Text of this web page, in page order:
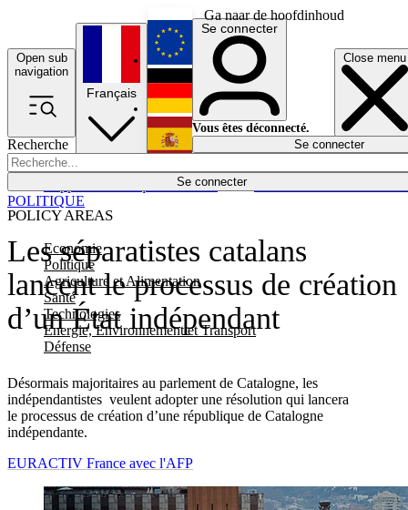
Ga naar de hoofdinhoud
Open sub
navigation
Close menu
Recherche
Se connecter
POLICY AREAS
Economie
Politique
Agriculture et Alimentation
Santé
Technologies
Energie, Environnement et Transport
Défense
Économie
Français
English
Deutsch
Español
Se connecter
Vous êtes déconnecté.
Se connecter
Les séparatistes catalans
lancent le processus de création
d’un État indépendant
Désormais majoritaires au parlement de Catalogne, les
indépendantistes veulent adopter une résolution qui lancera
le processus de création d’une république de Catalogne
indépendante.
POLITIQUE
EURACTIV France avec l'AFP